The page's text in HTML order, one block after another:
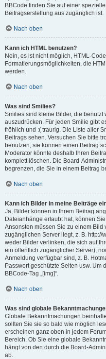
BBCode finden Sie auf einer
Beitragserstellung aus zugänglich ist.
Nach oben
Kann ich HTML benutzen?
Nein, es ist nicht möglich, HTML-
Formatierungsmöglichkeiten, die
werden.
Nach oben
Was sind Smilies?
Smilies sind kleine Bilder, die benutzt
auszudrücken. Für jeden Smilie gibt
fröhlich und :( traurig. Die Liste aller
Beitrags sehen. Versuchen Sie bitte
benutzen, sie können einen Beitrag
Moderator könnte deshalb Ihren
komplett löschen. Die Board-
begrenzen, die Sie in einem Beitrag
Nach oben
Kann ich Bilder in meine Beiträge
Ja, Bilder können in Ihrem Beitrag
Dateianhänge erlaubt hat, können
Ansonsten müssen Sie zu einem Bild
zugänglichen Server liegt, z. B. http://
weder Bilder verlinken, die sich auf
ein öffentlich zugänglicher Server),
Anmeldung verfügbar sind, z. B.
Passwort geschützte Seiten usw. Um
BBCode-Tag „[img]“.
Nach oben
Was sind globale
Globale Bekanntmachungen
sollten Sie sie so bald wie möglich
erscheinen ganz oben in jedem
Bereich. Ob Sie eine globale
hängt von den durch die Board-
ab.